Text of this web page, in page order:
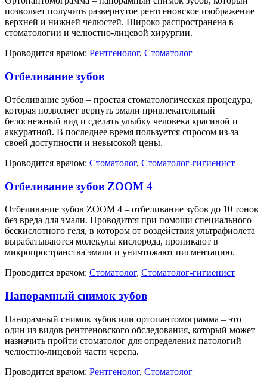
позволяет получить развернутое рентгеновское изображение
верхней и нижней челюстей. Широко распространена в
стоматологии и челюстно-лицевой хирургии.
Проводится врачом: Рентгенолог, Стоматолог
Отбеливание зубов
Отбеливание зубов – простая стоматологическая процедура,
которая позволяет вернуть эмали привлекательный
белоснежный вид и сделать улыбку человека красивой и
аккуратной. В последнее время пользуется спросом из-за
своей доступности и невысокой цены.
Проводится врачом: Стоматолог, Стоматолог-гигиенист
Отбеливание зубов ZOOM 4
Отбеливание зубов ZOOM 4 – отбеливание зубов до 10 тонов
без вреда для эмали. Проводится при помощи специального
бескислотного геля, в котором от воздействия ультрафиолета
вырабатываются молекулы кислорода, проникают в
микропространства эмали и уничтожают пигментацию.
Проводится врачом: Стоматолог, Стоматолог-гигиенист
Панорамный снимок зубов
Панорамный снимок зубов или ортопантомограмма – это
один из видов рентгеновского обследования, который может
назначить пройти стоматолог для определения патологий
челюстно-лицевой части черепа.
Проводится врачом: Рентгенолог, Стоматолог